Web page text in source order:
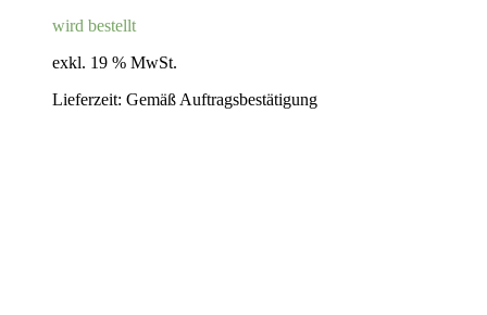
wird bestellt
exkl. 19 % MwSt.
Lieferzeit: Gemäß Auftragsbestätigung